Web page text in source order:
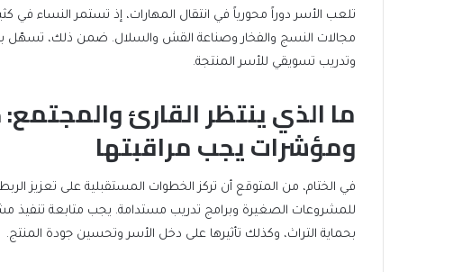
تلعب الأسر دوراً محورياً في انتقال المهارات، إذ تستمر النساء في
مجالات النسج والفخار وصناعة القش والسلال. ضمن ذلك، تسهّل
وتدريب تسويقي للأسر المنتجة.
ما الذي ينتظر القارئ
ومؤشرات يجب مراقبتها
في الختام، من المتوقع أن تركز الخطوات المستقبلية على تعزيز
للمشروعات الصغيرة وبرامج تدريب مستدامة. يجب متابعة تنفيذ
بحماية التراث، وكذلك تأثيرها على دخل الأسر وتحسين جودة المنتج.